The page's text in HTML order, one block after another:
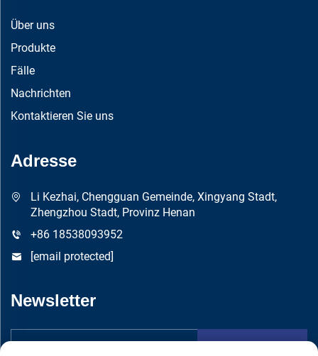
Über uns
Produkte
Fälle
Nachrichten
Kontaktieren Sie uns
Adresse
Li Kezhai, Chengguan Gemeinde, Xingyang Stadt,
Zhengzhou Stadt, Provinz Henan
+86 18538093952
[email protected]
Newsletter